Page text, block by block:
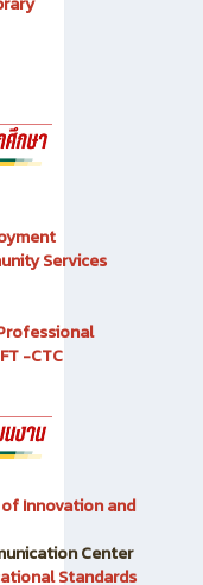
Services
-CTC